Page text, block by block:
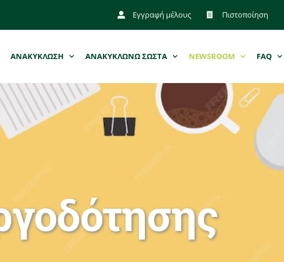
Εγγραφή μέλους Πιστοποίηση
ΑΝΑΚΥΚΛΩΣΗ ΑΝΑΚΥΚΛΩΝΩ ΣΩΣΤΑ NEWSROOM FAQ